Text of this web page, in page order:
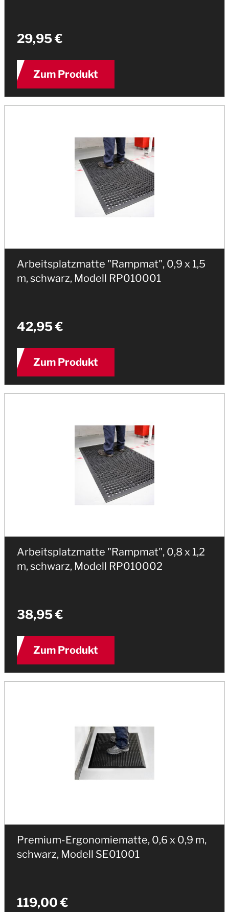
29,95 €
Zum Produkt
Arbeitsplatzmatte "Rampmat", 0,9 x 1,5
m, schwarz, Modell RP010001
42,95 €
Zum Produkt
Arbeitsplatzmatte "Rampmat", 0,8 x 1,2
m, schwarz, Modell RP010002
38,95 €
Zum Produkt
Premium-Ergonomiematte, 0,6 x 0,9 m,
schwarz, Modell SE01001
119,00 €